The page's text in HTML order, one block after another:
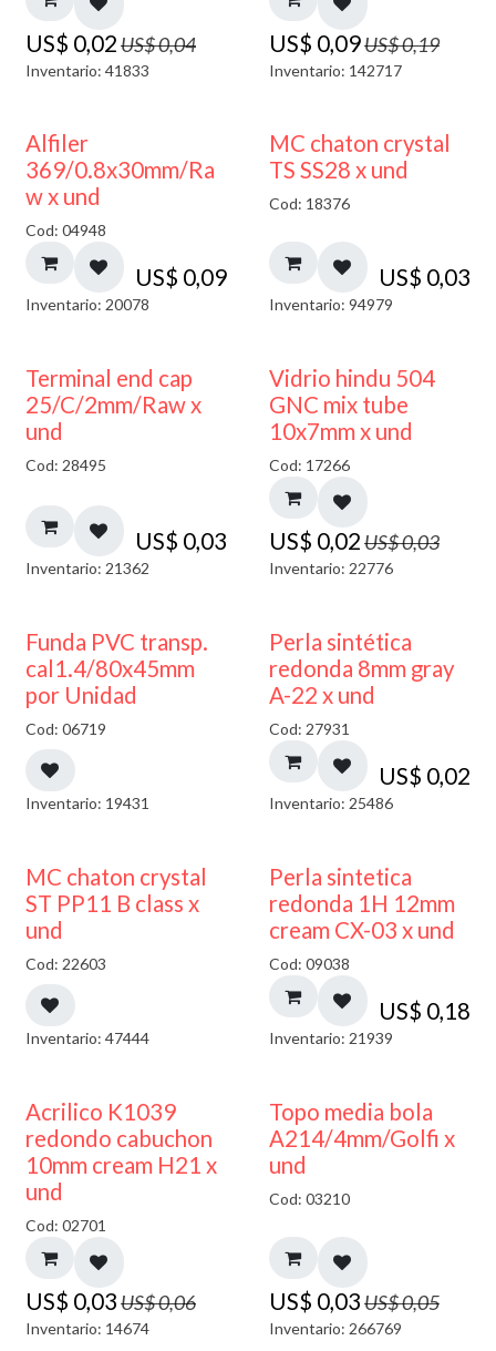
US$ 0,02US$0,04
Inventario: 41833
US$ 0,09US$0,19
Inventario: 142717
Alfiler
369/0.8x30mm/Ra
w x und
Cod: 04948
US$ 0,09
Inventario: 20078
MC chaton crystal
TS SS28 x und
Cod: 18376
US$ 0,03
Inventario: 94979
Terminal end cap
25/C/2mm/Raw x
und
Cod: 28495
US$ 0,03
Inventario: 21362
40% DESCUENTO
Vidrio hindu 504
GNC mix tube
10x7mm x und
Cod: 17266
US$ 0,02US$0,03
Inventario: 22776
Funda PVC transp.
cal1.4/80x45mm
por Unidad
Cod: 06719
Inventario: 19431
Perla sintética
redonda 8mm gray
A-22 x und
Cod: 27931
US$ 0,02
Inventario: 25486
MC chaton crystal
ST PP11 B class x
und
Cod: 22603
Inventario: 47444
Perla sintetica
redonda 1H 12mm
cream CX-03 x und
Cod: 09038
US$ 0,18
Inventario: 21939
50% DESCUENTO
Acrilico K1039
redondo cabuchon
10mm cream H21 x
und
Cod: 02701
US$ 0,03US$0,06
Inventario: 14674
40% DESCUENTO
Topo media bola
A214/4mm/Golfi x
und
Cod: 03210
US$ 0,03US$0,05
Inventario: 266769